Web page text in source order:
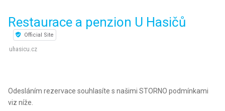
Restaurace a penzion U Hasičů
Official Site
uhasicu.cz
Odesláním rezervace souhlasíte s našimi STORNO podmínkami
viz níže.